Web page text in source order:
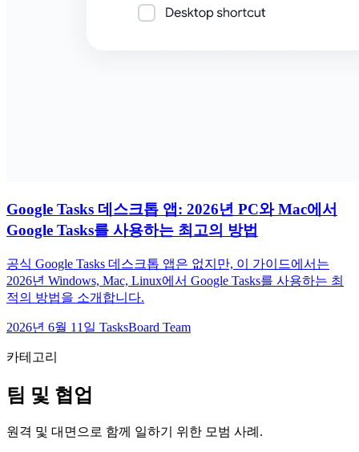
Google Tasks 데스크톱 앱: 2026년 PC와 Mac에서
Google Tasks를 사용하는 최고의 방법
공식 Google Tasks 데스크톱 앱은 없지만, 이 가이드에서는
2026년 Windows, Mac, Linux에서 Google Tasks를 사용하는 최
적의 방법을 소개합니다.
2026년 6월 11일 TasksBoard Team
카테고리
팀 및 협업
원격 및 대면으로 함께 일하기 위한 모범 사례.